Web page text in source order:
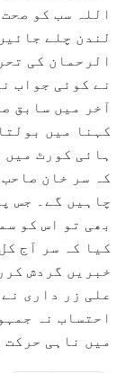
اللہ سب کو
لندن چلے
الرحمان کی
نے کوئی جواب
آخر میں سابق
کہنا میں
ہائی کورٹ
کہ سر خان
چاہیں گے۔ جس
بھی تو اس کو
کیا کہ سر آج
خبریں گردش
علی زر داری
احتساب نہ
میں ناہی حرکت